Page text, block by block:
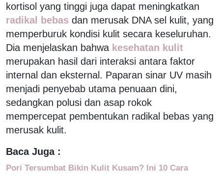
kortisol yang tinggi juga dapat meningkatkan
radikal bebas dan merusak DNA sel kulit, yang
memperburuk kondisi kulit secara keseluruhan.
Dia menjelaskan bahwa kesehatan kulit
merupakan hasil dari interaksi antara faktor
internal dan eksternal. Paparan sinar UV masih
menjadi penyebab utama penuaan dini,
sedangkan polusi dan asap rokok
mempercepat pembentukan radikal bebas yang
merusak kulit.
Baca Juga :
Pori Tersumbat Bikin Kulit Kusam? Ini 10 Cara